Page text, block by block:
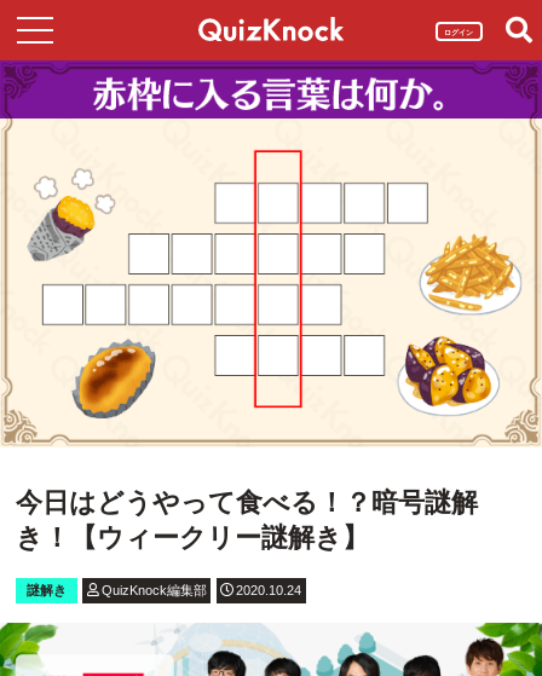
ログイン
今日はどうやって食べる！？暗号謎解
き！【ウィークリー謎解き】
謎解き QuizKnock編集部 2020.10.24